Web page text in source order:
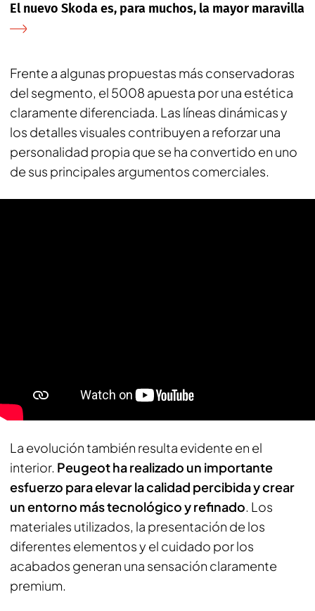
El nuevo Skoda es, para muchos, la mayor maravilla
Frente a algunas propuestas más conservadoras
del segmento, el 5008 apuesta por una estética
claramente diferenciada. Las líneas dinámicas y
los detalles visuales contribuyen a reforzar una
personalidad propia que se ha convertido en uno
de sus principales argumentos comerciales.
La evolución también resulta evidente en el
interior. Peugeot ha realizado un importante
esfuerzo para elevar la calidad percibida y crear
un entorno más tecnológico y refinado. Los
materiales utilizados, la presentación de los
diferentes elementos y el cuidado por los
acabados generan una sensación claramente
premium.